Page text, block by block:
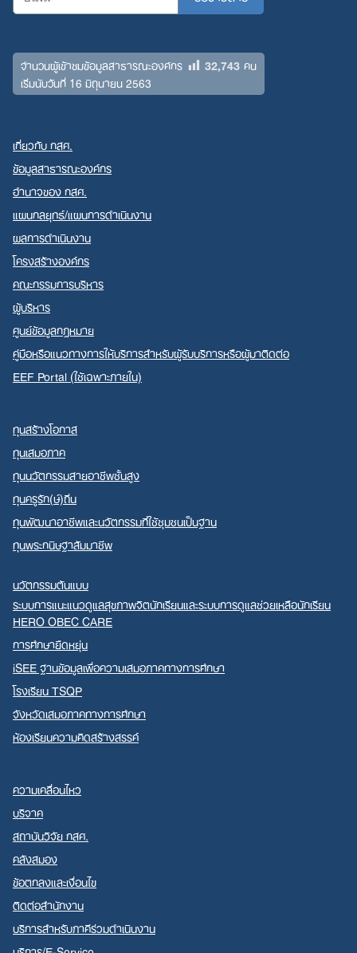
จำนวนผู้เข้าชมข้อมูลสาธารณะองค์กร 32,743คน
เริ่มนับวันที่ 16 มิถุนายน 2563
เกี่ยวกับ กสศ.
ข้อมูลสาธารณะองค์กร
อำนาจของ กสศ.
แผนกลยุทธ์/แผนการดำเนินงาน
ผลการดำเนินงาน
โครงสร้างองค์กร
คณะกรรมการบริหาร
ผู้บริหาร
ศูนย์ข้อมูลกฎหมาย
คู่มือหรือแนวทางการให้บริการสำหรับผู้รับบริการหรือผู้มาติดต่อ
EEF Portal (ใช้เฉพาะภายใน)
ทุนสร้างโอกาส
ทุนเสมอภาค
ทุนนวัตกรรมสายอาชีพชั้นสูง
ทุนครูรัก(ษ์)ถิ่น
ทุนพัฒนาอาชีพและนวัตกรรมที่ใช้ชุมชนเป็นฐาน
ทุนพระกนิษฐาสัมมาชีพ
นวัตกรรมต้นแบบ
ระบบการแนะแนวดูแลสุขภาพจิตนักเรียนและระบบการดูแลช่วยเหลือนักเรียน
HERO OBEC CARE
การศึกษายืดหยุ่น
iSEE ฐานข้อมูลเพื่อความเสมอภาคทางการศึกษา
โรงเรียน TSQP
จังหวัดเสมอภาคทางการศึกษา
ห้องเรียนความคิดสร้างสรรค์
ความเคลื่อนไหว
บริจาค
สถาบันวิจัย กสศ.
คลังสมอง
ข้อตกลงและเงื่อนไข
ติดต่อสำนักงาน
บริการสำหรับภาคีร่วมดำเนินงาน